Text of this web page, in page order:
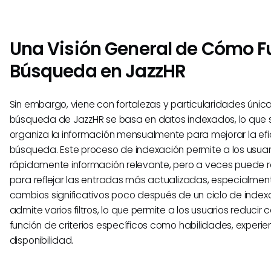
Una Visión General de Cómo
Búsqueda en JazzHR
Sin embargo, viene con fortalezas y particularidades
búsqueda de JazzHR se basa en datos indexados, lo que
organiza la información mensualmente para mejorar la
búsqueda. Este proceso de indexación permite a los
rápidamente información relevante, pero a veces puede
para reflejar las entradas más actualizadas,
cambios significativos poco después de un ciclo de
admite varios filtros, lo que permite a los usuarios reducir
función de criterios específicos como habilidades,
disponibilidad.